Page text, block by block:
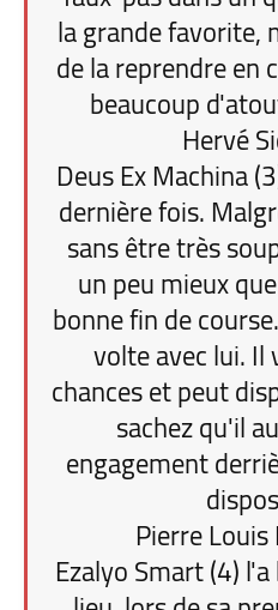
la grande favorite,
de la reprendre en
beaucoup
Hervé
Deus Ex Machina
dernière fois.
sans être très
un peu mieux
bonne fin de
volte avec lui. Il
chances et peut
sachez qu'il
engagement
Pierre
Ezalyo Smart (4)